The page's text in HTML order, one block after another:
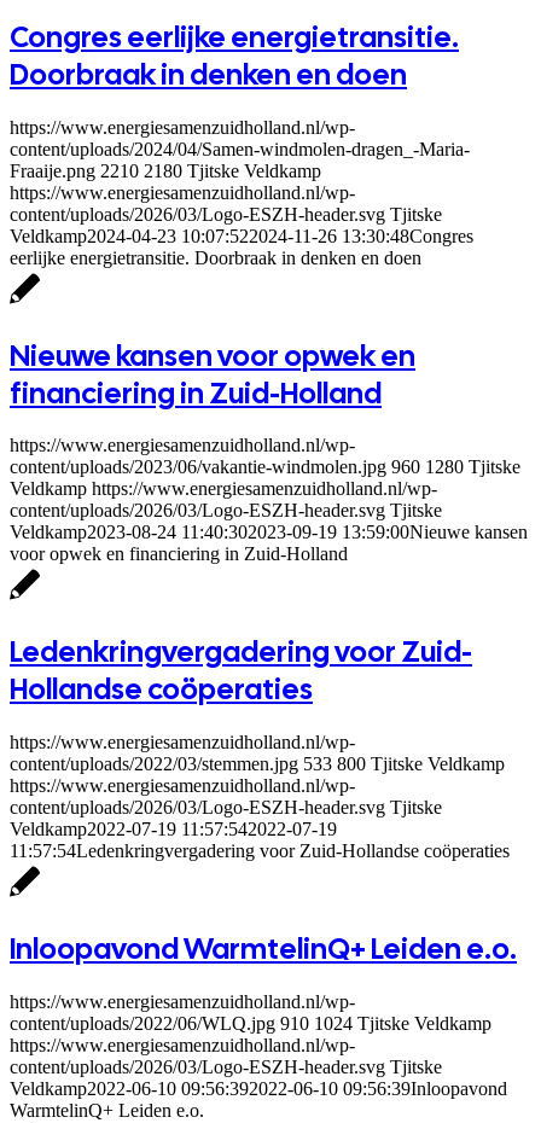
Congres eerlijke energietransitie.
Doorbraak in denken en doen
https://www.energiesamenzuidholland.nl/wp-
content/uploads/2024/04/Samen-windmolen-dragen_-Maria-
Fraaije.png 2210 2180 Tjitske Veldkamp
https://www.energiesamenzuidholland.nl/wp-
content/uploads/2026/03/Logo-ESZH-header.svg Tjitske
Veldkamp2024-04-23 10:07:522024-11-26 13:30:48Congres
eerlijke energietransitie. Doorbraak in denken en doen
Nieuwe kansen voor opwek en
financiering in Zuid-Holland
https://www.energiesamenzuidholland.nl/wp-
content/uploads/2023/06/vakantie-windmolen.jpg 960 1280 Tjitske
Veldkamp https://www.energiesamenzuidholland.nl/wp-
content/uploads/2026/03/Logo-ESZH-header.svg Tjitske
Veldkamp2023-08-24 11:40:302023-09-19 13:59:00Nieuwe kansen
voor opwek en financiering in Zuid-Holland
Ledenkringvergadering voor Zuid-
Hollandse coöperaties
https://www.energiesamenzuidholland.nl/wp-
content/uploads/2022/03/stemmen.jpg 533 800 Tjitske Veldkamp
https://www.energiesamenzuidholland.nl/wp-
content/uploads/2026/03/Logo-ESZH-header.svg Tjitske
Veldkamp2022-07-19 11:57:542022-07-19
11:57:54Ledenkringvergadering voor Zuid-Hollandse coöperaties
Inloopavond WarmtelinQ+ Leiden e.o.
https://www.energiesamenzuidholland.nl/wp-
content/uploads/2022/06/WLQ.jpg 910 1024 Tjitske Veldkamp
https://www.energiesamenzuidholland.nl/wp-
content/uploads/2026/03/Logo-ESZH-header.svg Tjitske
Veldkamp2022-06-10 09:56:392022-06-10 09:56:39Inloopavond
WarmtelinQ+ Leiden e.o.